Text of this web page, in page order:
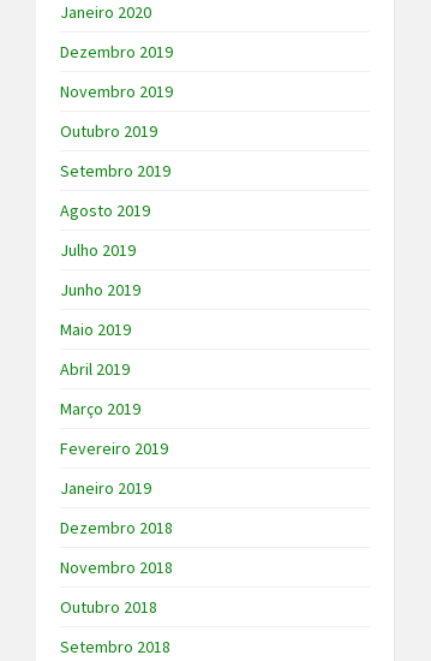
Janeiro 2020
Dezembro 2019
Novembro 2019
Outubro 2019
Setembro 2019
Agosto 2019
Julho 2019
Junho 2019
Maio 2019
Abril 2019
Março 2019
Fevereiro 2019
Janeiro 2019
Dezembro 2018
Novembro 2018
Outubro 2018
Setembro 2018